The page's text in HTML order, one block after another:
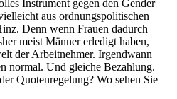
Instrument gegen den Gender
aus ordnungspolitischen
Denn wenn Frauen dadurch
meist Männer erledigt haben,
der Arbeitnehmer. Irgendwann
normal. Und gleiche Bezahlung.
Quotenregelung? Wo sehen Sie